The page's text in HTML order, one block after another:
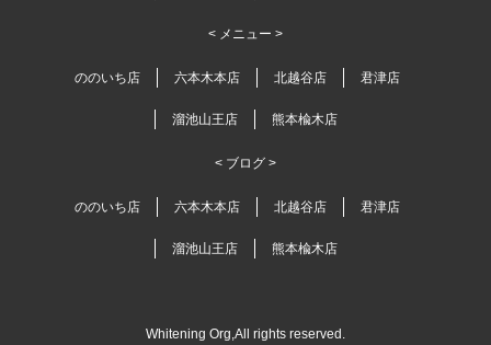
< メニュー >
ののいち店 六本木本店 北越谷店 君津店
溜池山王店 熊本楡木店
< ブログ >
ののいち店 六本木本店 北越谷店 君津店
溜池山王店 熊本楡木店
Whitening Org,All rights reserved.